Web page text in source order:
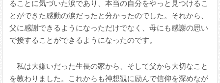
ることに気づいた涙であり、本当の自分をやっと見つけるこ
とができた感動の涙だったと分かったのでした。それから、
父に感謝できるようになっただけでなく、母にも感謝の思い
で接することができるようになったのです。
私は大嫌いだった生長の家から、そして父から大切なこと
を教わりました。これからも神想観に励んで信仰を深めなが